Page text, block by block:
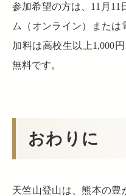
参加希望の方は、11月11
ム（オンライン）また
加料は高校生以上1,000
無料です。
おわりに
天竺山登山は、熊本の豊